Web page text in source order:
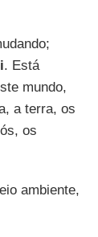
. Está
mundo,
a terra, os
os
ambiente,